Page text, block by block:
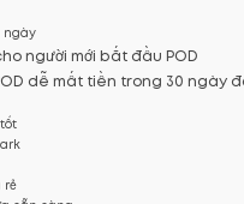
ngày
người mới bắt đầu POD
dễ mất tiền trong 30 ngày
rẻ